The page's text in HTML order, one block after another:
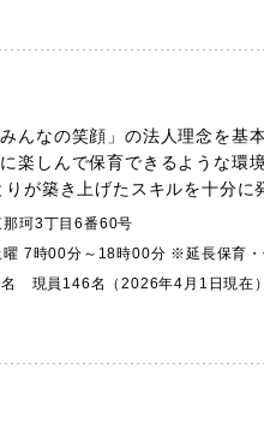
みんなの笑顔」の法人理念を基
楽しんで保育できるような環
が築き上げたスキルを十分に
那珂3丁目6番60号
曜 7時00分～18時00分 ※延長保育・
現員146名（2026年4月1日現在）